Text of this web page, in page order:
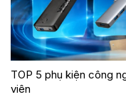
TOP 5 phụ kiện công
viên